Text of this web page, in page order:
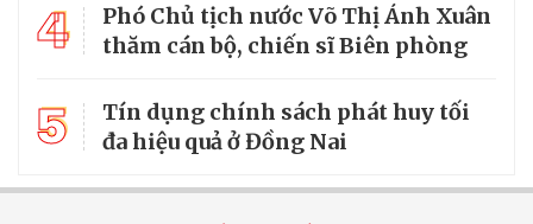
4
Phó Chủ tịch nước Võ Thị Ánh Xuân
thăm cán bộ, chiến sĩ Biên phòng
5
Tín dụng chính sách phát huy tối
đa hiệu quả ở Đồng Nai